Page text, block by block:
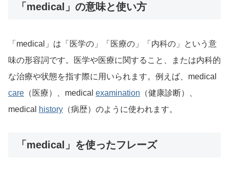
「medical」の意味と使い方
「medical」は「医学の」「医療の」「内科の」という意
味の形容詞です。医学や医療に関すること、または内科的
な治療や状態を指す際に用いられます。例えば、medical
care （医療）、medical examination （健康診断）、
medical
history （病歴）のように使われます。
「medical」を使ったフレーズ